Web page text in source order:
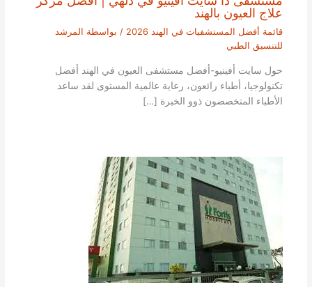
علاج العيون بالهند
قائمة أفضل المستشفيات في الهند 2026 / بواسطة المرشد
للتنسيق الطبي
حول سايت أفينيو-أفضل مستشفى العيون في الهند أفضل
تكنولوجيا، أطباء رائعون، رعاية عالمية المستوى لقد ساعد
الأطباء المتخصصون ذوو الخبرة […]